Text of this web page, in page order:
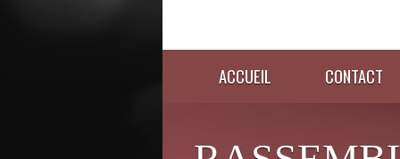
ACCUEIL CONTACT